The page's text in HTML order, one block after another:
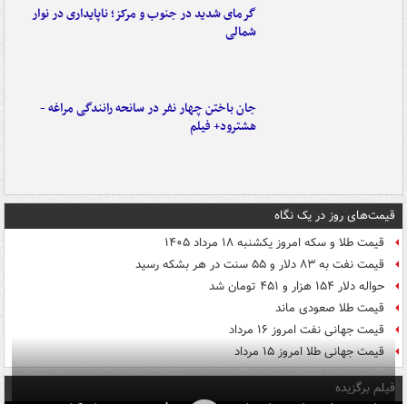
گرمای شدید در جنوب و مرکز؛ ناپایداری در نوار
شمالی
جان باختن چهار نفر در سانحه رانندگی مراغه -
هشترود+ فیلم
قیمت‌های روز در یک نگاه
قیمت طلا و سکه امروز یکشنبه ۱۸ مرداد ۱۴۰۵
قیمت نفت به ۸۳ دلار و ۵۵ سنت در هر بشکه رسید
حواله دلار ۱۵۴ هزار و ۴۵۱ تومان شد
قیمت طلا صعودی ماند
قیمت جهانی نفت امروز ۱۶ مرداد
قیمت جهانی طلا امروز ۱۵ مرداد
فیلم برگزیده